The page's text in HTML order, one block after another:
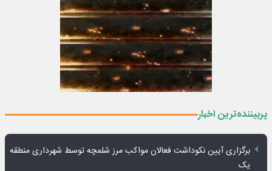
پربیننده‌ترین اخبار
برگزاری آیین نکوداشت فعالان مواکب مرز شلمچه توسط شهرداری منطقه
یک